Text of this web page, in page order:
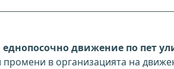
движение по пет
в организацията на